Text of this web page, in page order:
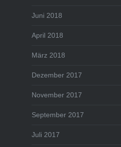
Juni 2018
April 2018
März 2018
Dezember 2017
November 2017
September 2017
Juli 2017